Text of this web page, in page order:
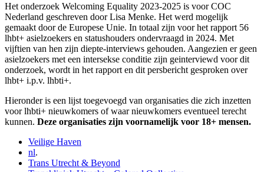
Het onderzoek Welcoming Equality 2023-2025 is voor COC
Nederland geschreven door Lisa Menke. Het werd mogelijk
gemaakt door de Europese Unie. In totaal zijn voor het rapport 56
lhbt+ asielzoekers en statushouders ondervraagd in 2024. Met
vijftien van hen zijn diepte-interviews gehouden. Aangezien er geen
asielzoekers met een intersekse conditie zijn geinterviewd voor dit
onderzoek, wordt in het rapport en dit persbericht gesproken over
lhbt+ i.p.v. lhbti+.
Hieronder is een lijst toegevoegd van organisaties die zich inzetten
voor lhbti+ nieuwkomers of waar nieuwkomers eventueel terecht
kunnen. Deze organisaties zijn voornamelijk voor 18+ mensen.
Veilige Haven
nl.
Trans Utrecht & Beyond